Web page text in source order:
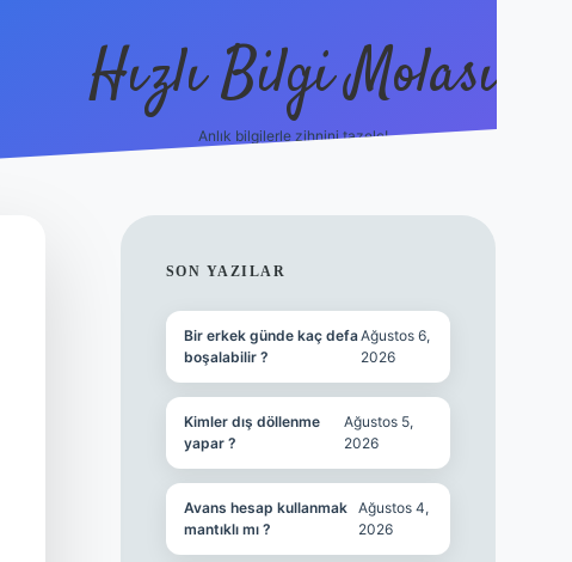
Hızlı Bilgi Molası
Anlık bilgilerle zihnini tazele!
SIDEBAR
SON YAZILAR
Bir erkek günde kaç defa
boşalabilir ?
Ağustos 6,
2026
Kimler dış döllenme
yapar ?
Ağustos 5,
2026
Avans hesap kullanmak
mantıklı mı ?
Ağustos 4,
2026
ilbet mobil